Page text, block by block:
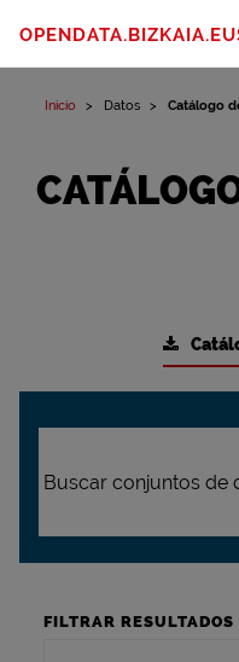
Inicio Datos Catálogo
FILTRAR RESULTADOS